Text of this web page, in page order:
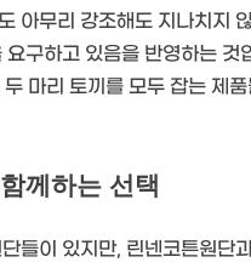
아무리 강조해도 지나치지
구하고 있음을 반영하는 것
두 마리 토끼를 모두 잡는 제
께하는 선택
들이 있지만, 린넨코튼원단